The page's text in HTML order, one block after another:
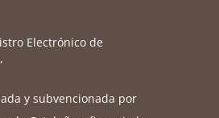
Electrónico de
y subvencionada por